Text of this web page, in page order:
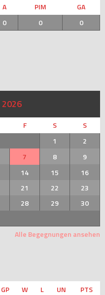
A PIM
GA
0 0 0
2026
F S
S
1
2
7 8
9
14 15
16
21 22
23
28 29
30
Alle Begegnungen ansehen
GP W L UN
PTS